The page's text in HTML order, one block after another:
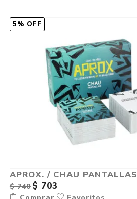
5% OFF
APROX. / CHAU PANTALLAS
$ 740 $ 703